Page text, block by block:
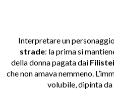
Interpretare un
strade: la prima si
della donna pagata dai Filistei
che non amava nemmeno.
volubile, dipinta da